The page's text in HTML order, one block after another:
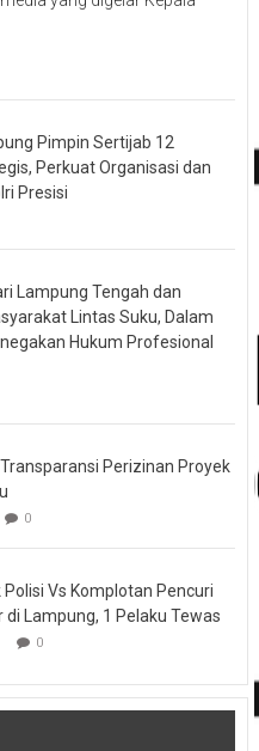
Pimpin Sertijab 12
Perkuat Organisasi dan
Presisi
Lampung Tengah dan
Lintas Suku, Dalam
Hukum Profesional
Perizinan Proyek
0
Polisi Vs Komplotan Pencuri
di Lampung, 1 Pelaku Tewas
0